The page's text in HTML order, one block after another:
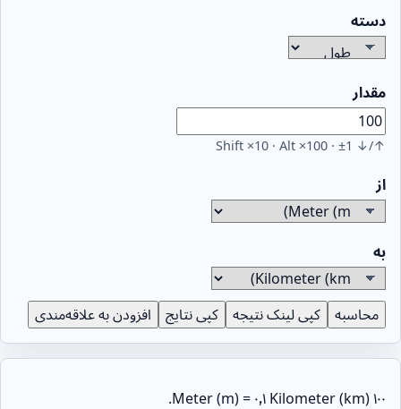
دسته
مقدار
↑/↓ ±1 · Shift ×10 · Alt ×100
از
به
محاسبه کپی لینک نتیجه کپی نتایج افزودن به علاقه‌مندی
۱۰۰ Meter (m) = ۰٫۱ Kilometer (km).